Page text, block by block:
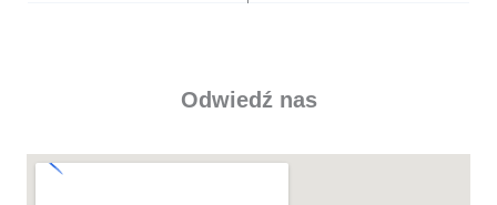
Odwiedź nas